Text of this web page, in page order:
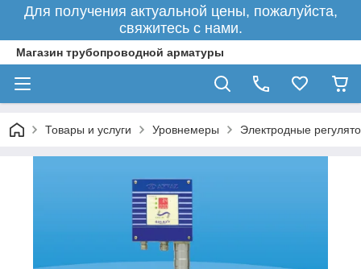
Для получения актуальной цены, пожалуйста,
свяжитесь с нами.
Магазин трубопроводной арматуры
Товары и услуги Уровнемеры Электродные